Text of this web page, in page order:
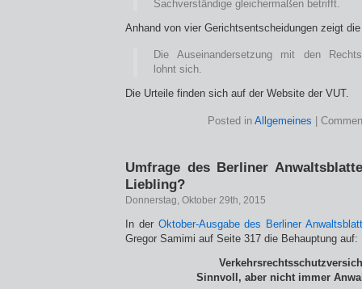
Sachverständige gleichermaßen betrifft.
Anhand von vier Gerichtsentscheidungen zeigt
Die Auseinandersetzung mit den
lohnt sich.
Die Urteile finden sich auf der Website der VUT.
Posted in Allgemeines
Umfrage des Berliner
Liebling?
Donnerstag, Oktober 29th, 2015
In der Oktober-Ausgabe des Berliner
Gregor Samimi auf Seite 317 die Behauptung auf:
Sinnvoll, aber nicht immer